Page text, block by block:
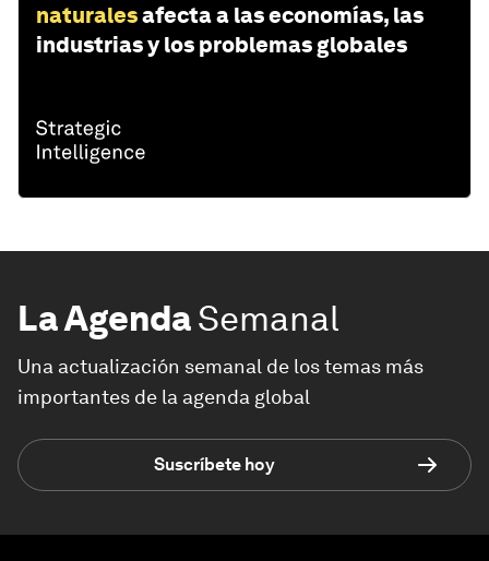
naturalesafecta a las economías, las
industrias y los problemas globales
La AgendaSemanal
Una actualización semanal de los temas más
importantes de la agenda global
Suscríbete hoy